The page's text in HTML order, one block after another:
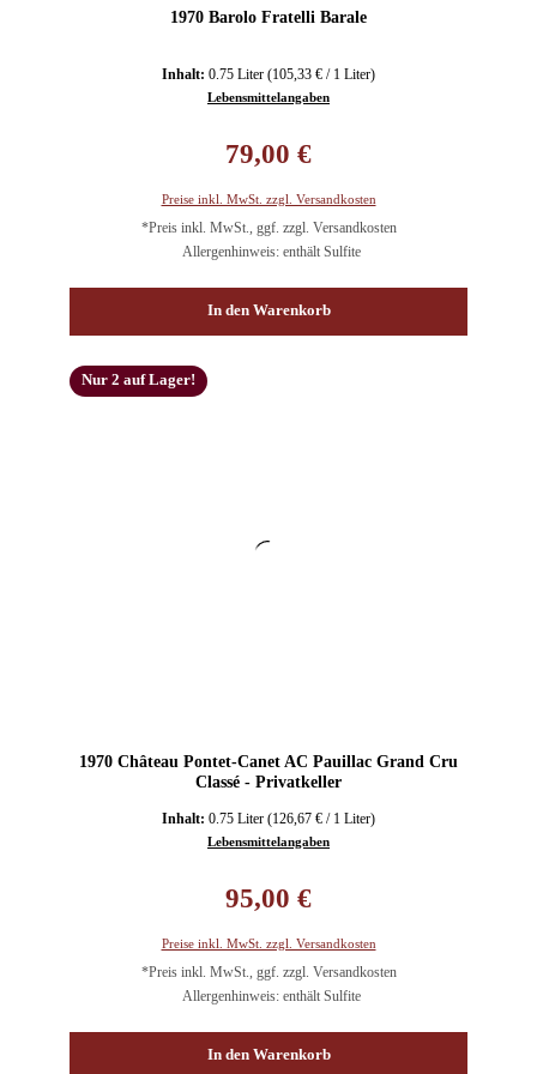
1970 Barolo Fratelli Barale
Inhalt: 0.75 Liter (105,33 € / 1 Liter)
Lebensmittelangaben
79,00 €
Preise inkl. MwSt. zzgl. Versandkosten
*Preis inkl. MwSt., ggf. zzgl. Versandkosten
Allergenhinweis: enthält Sulfite
In den Warenkorb
Nur 2 auf Lager!
1970 Château Pontet-Canet AC Pauillac Grand Cru
Classé - Privatkeller
Inhalt: 0.75 Liter (126,67 € / 1 Liter)
Lebensmittelangaben
95,00 €
Preise inkl. MwSt. zzgl. Versandkosten
*Preis inkl. MwSt., ggf. zzgl. Versandkosten
Allergenhinweis: enthält Sulfite
In den Warenkorb